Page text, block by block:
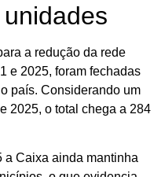
a redução da rede
e 2025, foram fechadas
país. Considerando um
2025, o total chega a 284
a Caixa ainda mantinha